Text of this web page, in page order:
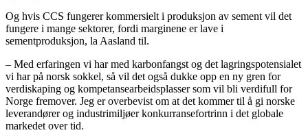
Og hvis CCS fungerer kommersielt i produksjon av sement vil det
fungere i mange sektorer, fordi marginene er lave i
sementproduksjon, la Aasland til.
– Med erfaringen vi har med karbonfangst og det lagringspotensialet
vi har på norsk sokkel, så vil det også dukke opp en ny gren for
verdiskaping og kompetansearbeidsplasser som vil bli verdifull for
Norge fremover. Jeg er overbevist om at det kommer til å gi norske
leverandører og industrimiljøer konkurransefortrinn i det globale
markedet over tid.